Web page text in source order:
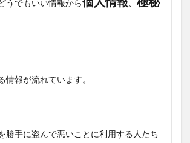
うでもいい情報から
情報が流れています。
勝手に盗んで悪いことに利用する人たち